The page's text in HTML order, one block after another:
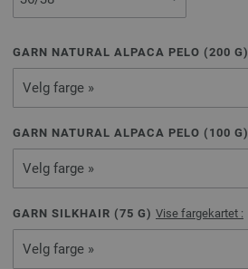
GARN NATURAL ALPACA PELO (200 G)
Velg farge »
GARN NATURAL ALPACA PELO ( 100 G)
Velg farge »
GARN SILKHAIR (75 G) Vise fargekartet :
Velg farge »